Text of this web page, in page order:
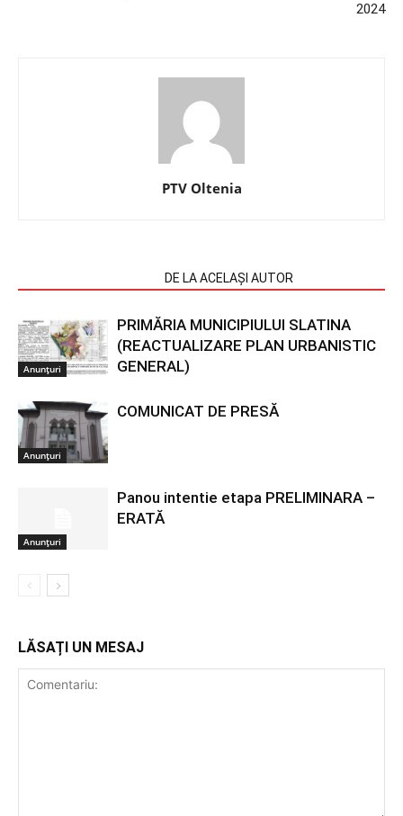
2024
PTV Oltenia
DE LA ACELAȘI AUTOR
Anunțuri
PRIMĂRIA MUNICIPIULUI SLATINA
(REACTUALIZARE PLAN URBANISTIC
GENERAL)
Anunțuri
COMUNICAT DE PRESĂ
Anunțuri
Panou intentie etapa PRELIMINARA –
ERATĂ
LĂSAȚI UN MESAJ